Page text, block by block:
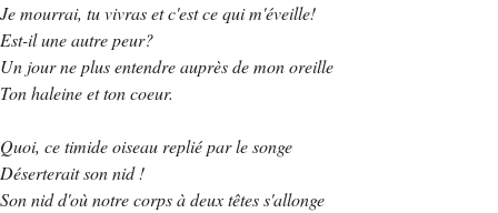
Je mourrai, tu vivras et c'est ce qui m'éveille!
Est-il une autre peur?
Un jour ne plus entendre auprès de mon oreille
Ton haleine et ton coeur.
Quoi, ce timide oiseau replié par le songe
Déserterait son nid !
Son nid d'où notre corps à deux têtes s'allonge